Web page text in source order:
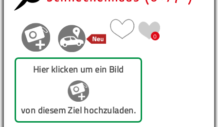
0
Hier klicken um ein Bild
von diesem Ziel hochzuladen.